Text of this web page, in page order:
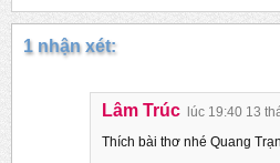
1 nhận xét:
Lâm Trúc
lúc 19:40 13
Thích bài thơ nhé Quang